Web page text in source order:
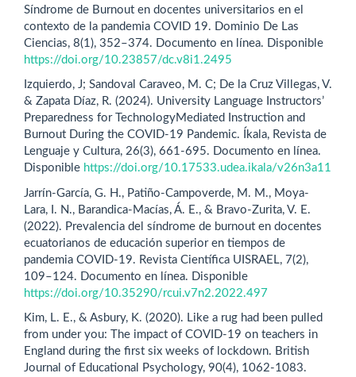
Síndrome de Burnout en docentes universitarios en el
contexto de la pandemia COVID 19. Dominio De Las
Ciencias, 8(1), 352–374. Documento en línea. Disponible
https://doi.org/10.23857/dc.v8i1.2495
Izquierdo, J; Sandoval Caraveo, M. C; De la Cruz Villegas, V.
& Zapata Díaz, R. (2024). University Language Instructors’
Preparedness for TechnologyMediated Instruction and
Burnout During the COVID-19 Pandemic. Íkala, Revista de
Lenguaje y Cultura, 26(3), 661-695. Documento en línea.
Disponible https://doi.org/10.17533.udea.ikala/v26n3a11
Jarrín-García, G. H., Patiño-Campoverde, M. M., Moya-
Lara, I. N., Barandica-Macías, Á. E., & Bravo-Zurita, V. E.
(2022). Prevalencia del síndrome de burnout en docentes
ecuatorianos de educación superior en tiempos de
pandemia COVID-19. Revista Científica UISRAEL, 7(2),
109–124. Documento en línea. Disponible
https://doi.org/10.35290/rcui.v7n2.2022.497
Kim, L. E., & Asbury, K. (2020). Like a rug had been pulled
from under you: The impact of COVID-19 on teachers in
England during the first six weeks of lockdown. British
Journal of Educational Psychology, 90(4), 1062-1083.